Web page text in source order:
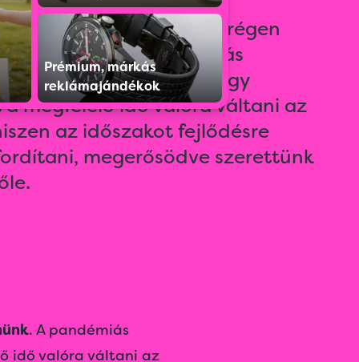
Prémium, márkás
reklámajándékok
irodánkat, már régen
bennünk. A pandémiás
lezárások miatt pedig úgy
megfelelő idő valóra váltani az
az időszakot fejlődésre
megerősödve szerettünk
. A pandémiás
idő valóra váltani az